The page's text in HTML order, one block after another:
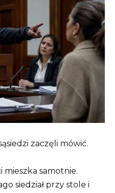
zaczęli mówić.
mieszka samotnie.
siedział przy stole i